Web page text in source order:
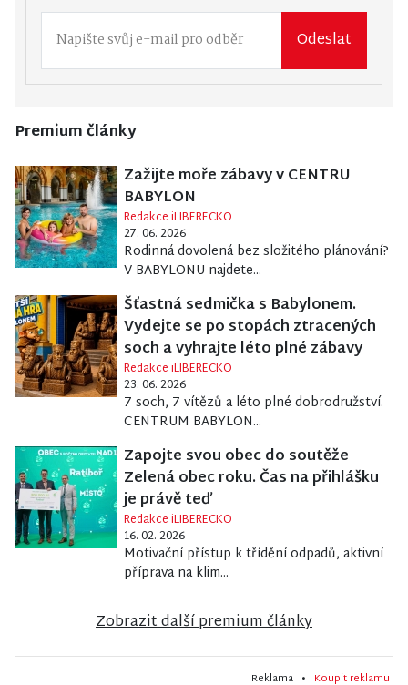
Odeslat
Premium články
Zažijte moře zábavy v CENTRU
BABYLON
Redakce iLIBERECKO
27. 06. 2026
Rodinná dovolená bez složitého plánování?
V BABYLONU najdete...
Šťastná sedmička s Babylonem.
Vydejte se po stopách ztracených
soch a vyhrajte léto plné zábavy
Redakce iLIBERECKO
23. 06. 2026
7 soch, 7 vítězů a léto plné dobrodružství.
CENTRUM BABYLON...
Zapojte svou obec do soutěže
Zelená obec roku. Čas na přihlášku
je právě teď
Redakce iLIBERECKO
16. 02. 2026
Motivační přístup k třídění odpadů, aktivní
příprava na klim...
Zobrazit další premium články
Reklama • Koupit reklamu